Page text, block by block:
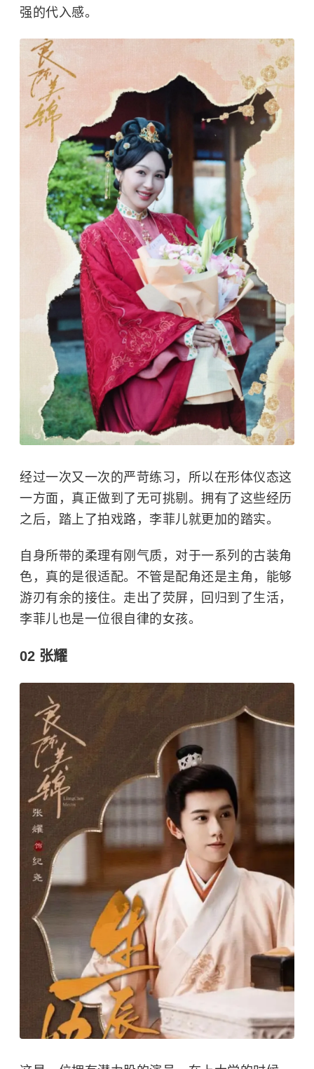
强的代入感。
经过一次又一次的严苛练习，所以在形体仪态这
一方面，真正做到了无可挑剔。拥有了这些经历
之后，踏上了拍戏路，李菲儿就更加的踏实。
自身所带的柔理有刚气质，对于一系列的古装角
色，真的是很适配。不管是配角还是主角，能够
游刃有余的接住。走出了荧屏，回归到了生活，
李菲儿也是一位很自律的女孩。
02 张耀